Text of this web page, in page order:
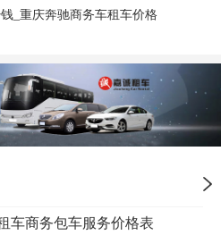
_重庆奔驰商务车租车价格
车商务包车服务价格表